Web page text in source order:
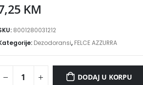
KM
8001280031212
Dezodoransi, FELCE AZZURRA
DODAJ U KORPU